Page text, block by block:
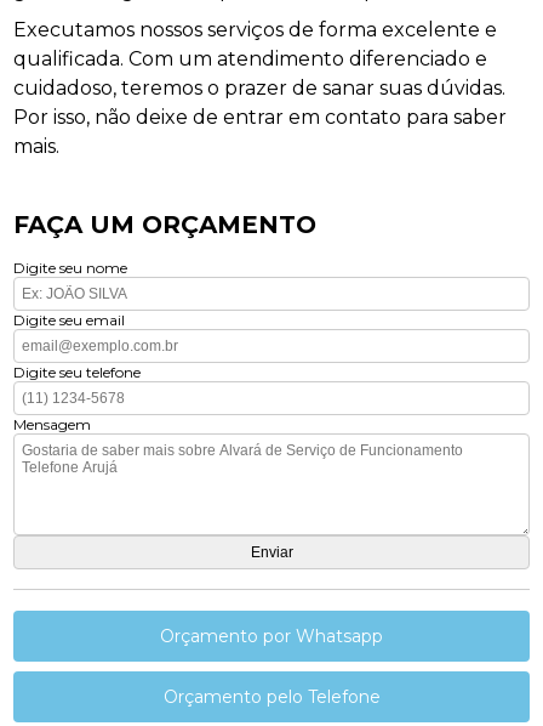
Executamos nossos serviços de forma excelente e
qualificada. Com um atendimento diferenciado e
cuidadoso, teremos o prazer de sanar suas dúvidas.
Por isso, não deixe de entrar em contato para saber
mais.
FAÇA UM ORÇAMENTO
Digite seu nome
Digite seu email
Digite seu telefone
Mensagem
Orçamento por Whatsapp
Orçamento pelo Telefone